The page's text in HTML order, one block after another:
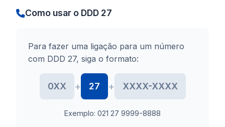
Como usar o DDD 27
Para fazer uma ligação para um número
com DDD 27, siga o formato:
0XX + 27 + XXXX-XXXX
Exemplo: 021 27 9999-8888